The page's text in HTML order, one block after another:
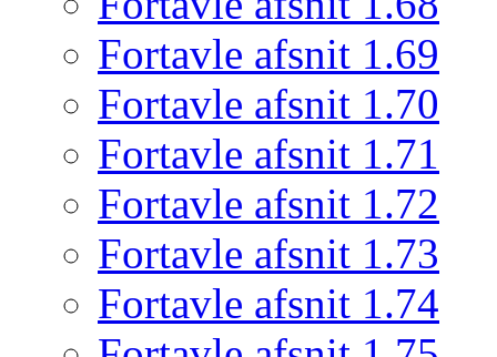
Fortavle afsnit 1.69
Fortavle afsnit 1.70
Fortavle afsnit 1.71
Fortavle afsnit 1.72
Fortavle afsnit 1.73
Fortavle afsnit 1.74